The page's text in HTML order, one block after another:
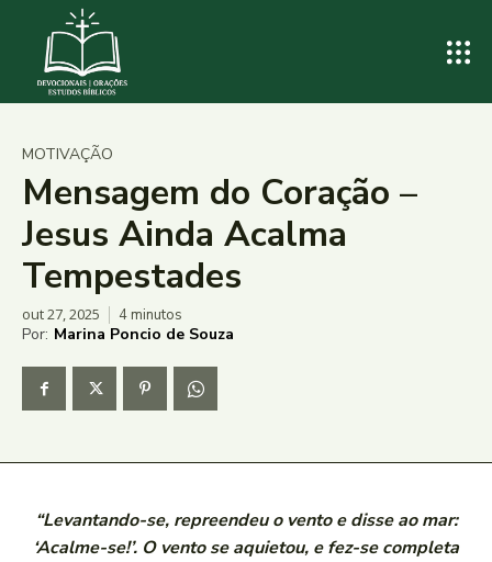
MOTIVAÇÃO
Mensagem do Coração –
Jesus Ainda Acalma
Tempestades
out 27, 2025 4minutos
Por: Marina Poncio de Souza
“Levantando-se, repreendeu o vento e disse ao mar:
‘Acalme-se!’. O vento se aquietou, e fez-se completa